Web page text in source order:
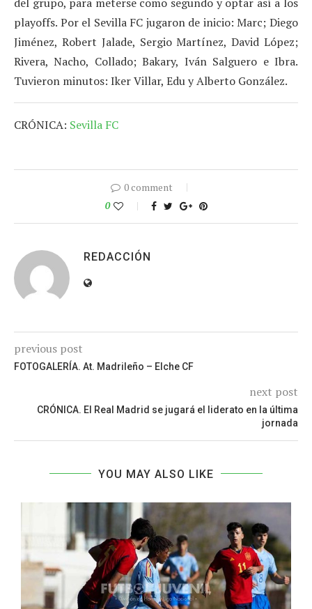
playoffs. Por el Sevilla FC jugaron de inicio: Marc; Diego
Jiménez, Robert Jalade, Sergio Martínez, David López;
Rivera, Nacho, Collado; Bakary, Iván Salguero e Ibra.
Tuvieron minutos: Iker Villar, Edu y Alberto González.
CRÓNICA: Sevilla FC
0 comment
0
REDACCIÓN
previous post
FOTOGALERÍA. At. Madrileño – Elche CF
next post
CRÓNICA. El Real Madrid se jugará el liderato en la última
jornada
YOU MAY ALSO LIKE